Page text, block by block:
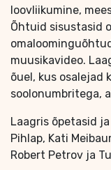
loovliikumine,
Õhtuid sisustasid
muusikavideo.
õuel, kus osalejad
soolonumbritega,
Laagris õpetasid
Pihlap, Kati
Robert Petrov ja